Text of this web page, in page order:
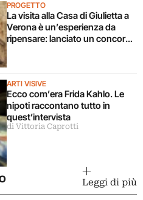
PROGETTO
La visita alla Casa di Giulietta a
Verona è un’esperienza da
ripensare: lanciato un concorso
ARTI VISIVE
Ecco com’era Frida Kahlo. Le
nipoti raccontano tutto in
quest’intervista
di Vittoria Caprotti
Leggi di più